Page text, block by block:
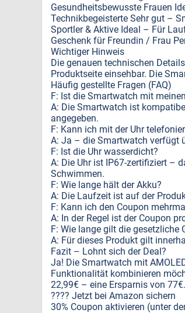
Gesundheitsbewusste Frauen
Technikbegeisterte Sehr gut –
Sportler & Aktive Ideal – Für
Geschenk für Freundin / Frau
Wichtiger Hinweis
Die genauen technischen
Produktseite einsehbar. Die
Häufig gestellte Fragen (FAQ)
F: Ist die Smartwatch mit
A: Die Smartwatch ist
angegeben.
F: Kann ich mit der Uhr
A: Ja – die Smartwatch verfügt
F: Ist die Uhr wasserdicht?
A: Die Uhr ist IP67-zertifiziert –
Schwimmen.
F: Wie lange hält der Akku?
A: Die Laufzeit ist auf der
F: Kann ich den Coupon
A: In der Regel ist der Coupon
F: Wie lange gilt die gesetzliche
A: Für dieses Produkt gilt
Fazit – Lohnt sich der Deal?
Ja! Die Smartwatch mit
Funktionalität kombinieren
22,99€ – eine Ersparnis von 77€.
???? Jetzt bei Amazon sichern
30% Coupon aktivieren (unter